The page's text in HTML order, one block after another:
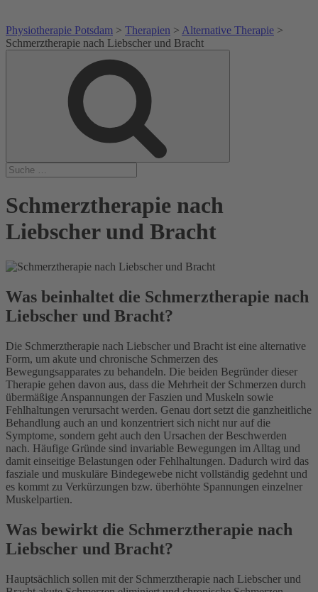
Physiotherapie Potsdam > Therapien > Alternative Therapie >
Schmerztherapie nach Liebscher und Bracht
Schmerztherapie nach
Liebscher und Bracht
Was beinhaltet die Schmerztherapie nach
Liebscher und Bracht?
Die Schmerztherapie nach Liebscher und Bracht ist eine alternative
Form, um akute und chronische Schmerzen des
Bewegungsapparates zu behandeln. Die beiden Begründer dieser
Therapie gehen davon aus, dass die Mehrheit der Schmerzen durch
übermäßige Anspannungen der Faszien und Muskeln sowie
Fehlhaltungen verursacht werden. Genau dort setzt die ganzheitliche
Behandlung auch an und konzentriert sich nicht nur auf die
Symptome, sondern geht auch den Ursachen der Beschwerden
nach. Häufige Gründe sind invariable Bewegungen im Alltag und
damit einseitige Belastungen oder Fehlhaltungen. Dadurch wird das
fasziale und muskuläre Bindegewebe nicht vollständig gedehnt und
es kommt zu Verkürzungen bzw. überhöhte Spannungen einzelner
Muskelpartien.
Was bewirkt die Schmerztherapie nach
Liebscher und Bracht?
Hauptsächlich sollen mit der Schmerztherapie nach Liebscher und